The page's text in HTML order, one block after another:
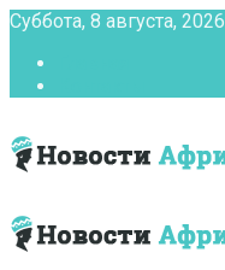
Суббота, 8 августа, 2026